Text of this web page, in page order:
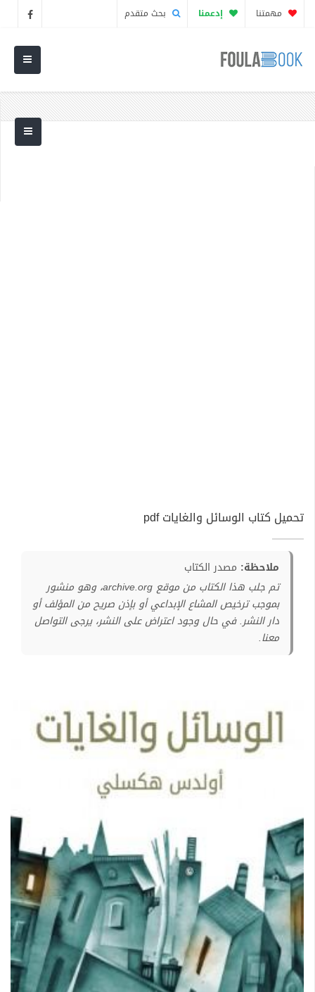
مهمتنا إدعمنا بحث متقدم
تحميل كتاب الوسائل والغايات pdf
ملاحظة: مصدر الكتاب
تم جلب هذا الكتاب من موقع archive.org، وهو منشور
بموجب ترخيص المشاع الإبداعي أو بإذن صريح من المؤلف أو
دار النشر. في حال وجود اعتراض على النشر، يرجى التواصل
معنا.